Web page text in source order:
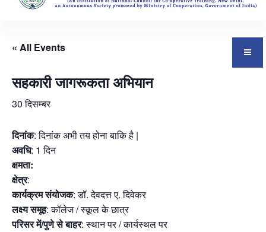
« All Events
सहकारी जागरूकता अभियान
30 दिसम्बर
दिनांक: दिनांक अभी तय होना बाकि है |
अवधि: 1 दिन
क्षमता:
क्षेत्र:
कार्यक्रम संयोजक: डॉ. देवदत्त ए. दिवेकर
लक्ष्य समूह: कॉलेज / स्कूल के छात्र
परिसर में/पुणे से बाहर: स्थान पर / कार्यस्थल पर